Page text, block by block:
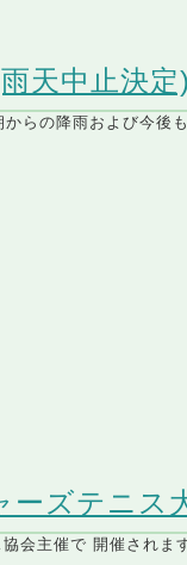
天中止決定)
らの降雨および今後
ーズテニス
会主催で 開催されま